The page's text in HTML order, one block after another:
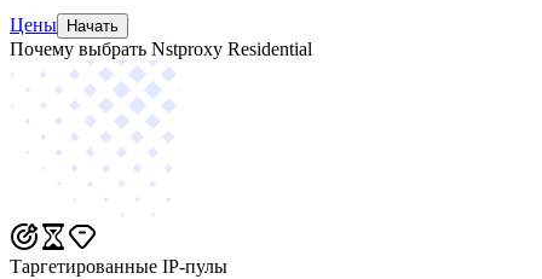
Цены Начать
Почему выбрать Nstproxy Residential
Таргетированные IP-пулы